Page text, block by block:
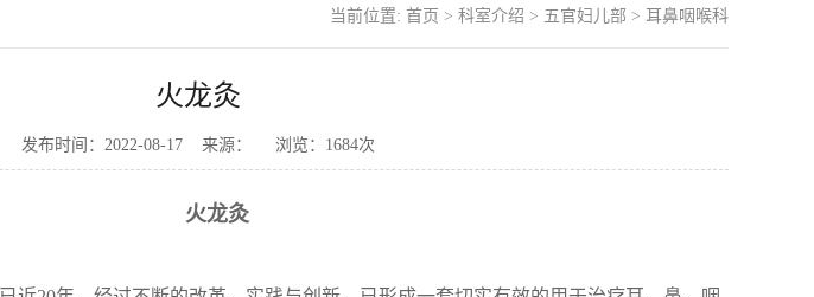
当前位置: 首页 > 科室介绍 > 五官妇儿部 > 耳鼻咽喉科
火龙灸
发布时间：2022-08-17 来源： 浏览： 1684次
火龙灸